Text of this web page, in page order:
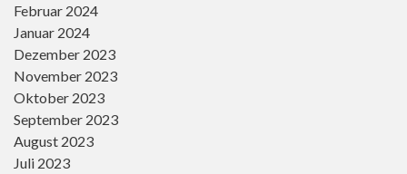
Februar 2024
Januar 2024
Dezember 2023
November 2023
Oktober 2023
September 2023
August 2023
Juli 2023